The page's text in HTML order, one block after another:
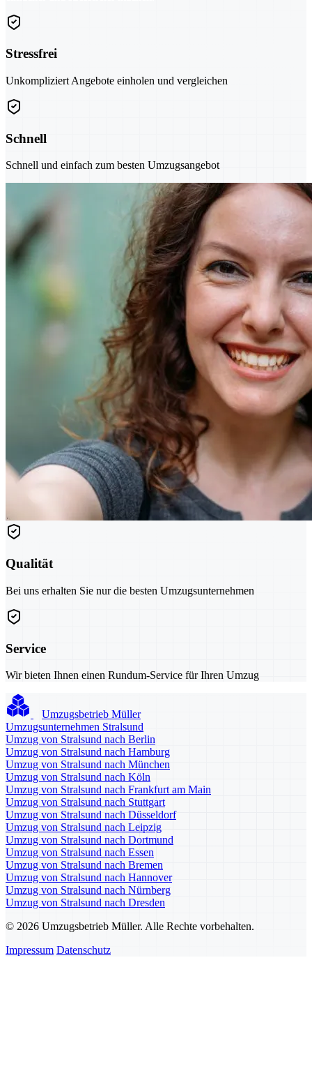
Stressfrei
Unkompliziert Angebote einholen und vergleichen
Schnell
Schnell und einfach zum besten Umzugsangebot
Qualität
Bei uns erhalten Sie nur die besten Umzugsunternehmen
Service
Wir bieten Ihnen einen Rundum-Service für Ihren Umzug
Umzugsbetrieb Müller
Umzugsunternehmen Stralsund
Umzug von Stralsund nach Berlin
Umzug von Stralsund nach Hamburg
Umzug von Stralsund nach München
Umzug von Stralsund nach Köln
Umzug von Stralsund nach Frankfurt am Main
Umzug von Stralsund nach Stuttgart
Umzug von Stralsund nach Düsseldorf
Umzug von Stralsund nach Leipzig
Umzug von Stralsund nach Dortmund
Umzug von Stralsund nach Essen
Umzug von Stralsund nach Bremen
Umzug von Stralsund nach Hannover
Umzug von Stralsund nach Nürnberg
Umzug von Stralsund nach Dresden
© 2026 Umzugsbetrieb Müller. Alle Rechte vorbehalten.
Impressum Datenschutz